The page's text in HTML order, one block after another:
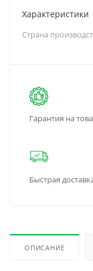
Характеристики
Страна
Гарантия на
Быстрая
ОПИСАНИЕ